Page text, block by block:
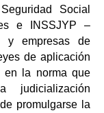
Social
e INSSJYP –
y empresas de
de aplicación
en la norma que
judicialización
promulgarse la